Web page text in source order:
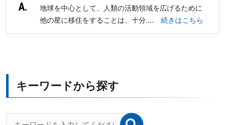
A.
地球を中心として、人類の活動領域を広げるために
他の星に移住をすることは、十分.... 続きはこちら
キーワードから探す